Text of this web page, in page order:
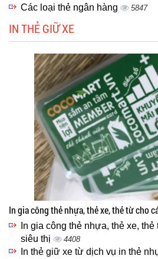
Các loại thẻ ngân hàng 5847
IN THẺ GIỮ XE
In gia công thẻ nhựa, thẻ xe, thẻ từ cho
In gia công thẻ nhựa, thẻ xe,
siêu thị
4408
In thẻ giữ xe từ dịch vụ in thẻ